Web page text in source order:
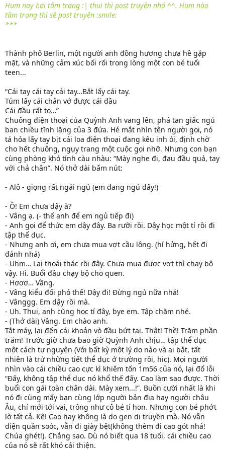
Hum nay hơi tâm trạng :| thui thì post truyện nhá ^^. Hum nào
tâm trạng thì sẽ post truyện :smile:
***
Thành phố Berlin, một người anh đồng hương chưa hề gặp
mặt, và những cảm xúc bối rối trong lòng một con bé tuổi
teen...
“Cái tay cái tay cái tay…Bắt lấy cái tay.
Túm lấy cái chân vớ được cái đầu
Cái đầu rất to…”
Chuông điện thoại của Quỳnh Anh vang lên, phá tan giấc ngủ
ban chiều tĩnh lặng của 3 đứa. Hé mắt nhìn tên người gọi, nó
tá hỏa lấy tay bịt cái loa điện thoại đang kêu inh ỏi, định chờ
cho hết chuông, ngụy trang một cuộc gọi nhỡ. Nhưng con bạn
cùng phòng khó tính càu nhàu: “Mày nghe đi, đau đầu quá, tay
với chả chân”. Nó thở dài bấm nút:
- Alô - giọng rất ngái ngủ (em đang ngủ đấy!)
- Ồ! Em chưa dậy à?
- Vâng ạ. (- thế anh để em ngủ tiếp đi)
- Anh gọi để thức em dậy đây. Ba rưỡi rồi. Dậy học một tí rồi đi
tập thể dục.
- Nhưng anh ơi, em chưa mua vợt cầu lông. (hí hửng, hết đi
đánh nhá)
- Uhm… Lại thoái thác rồi đây. Chưa mua được vợt thì chạy bộ
vậy. Hì. Buổi đầu chạy bộ cho quen.
- Hơơơ… Vầng.
- Vâng kiểu đối phó thế! Dậy đi! Đừng ngủ nữa nhá!
- Vânggg. Em dậy rồi mà.
- Uh. Thui, anh cũng học tí đây, bye em. Tập chăm nhé.
- (Thở dài) Vâng. Em chào anh.
Tắt máy, lại đến cái khoản vò đầu bứt tai. Thật! Thề! Trăm phần
trăm! Trước giờ chưa bao giờ Quỳnh Anh chịu… tập thể dục
một cách tự nguyện (Với bất kỳ một lý do nào và ai bắt, tất
nhiên là trừ những tiết thể dục ở trường rồi, hic). Mọi người
nhìn vào cái chiều cao cực kì khiêm tốn 1m56 của nó, lại đổ lỗi
“Đấy, không tập thể dục nó khổ thế đấy. Cao làm sao được. Thời
buổi con gái toàn chân dài. Mày xem...!”. Buồn cười nhất là khi
nó đi cùng mấy bạn cùng lớp người bản địa hay người châu
Âu, chỉ mới tới vai, trông như cô bé tí hon. Nhưng con bé phớt
lờ tất cả. Kệ! Cao hay không là do gen di truyền mà. Nó vẫn
diện quần soóc, vẫn đi giày bệt(không thèm đi cao gót nhá!
Chúa ghét!). Chẳng sao. Dù nó biết qua 18 tuổi, cái chiều cao
của nó sẽ rất khó cải thiện.